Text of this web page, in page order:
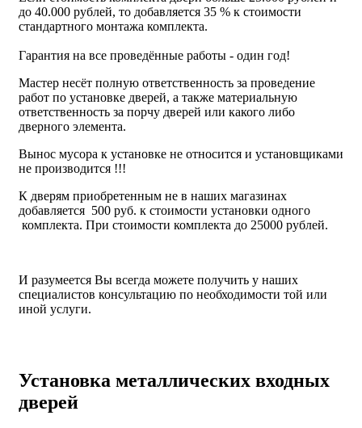
до 40.000 рублей, то добавляется 35 % к стоимости
стандартного монтажа комплекта.
Гарантия на все проведённые работы - один год!
Мастер несёт полную ответственность за проведение
работ по установке дверей, а также материальную
ответственность за порчу дверей или какого либо
дверного элемента.
Вынос мусора к установке не относится и установщиками
не производится !!!
К дверям приобретенным не в наших магазинах
добавляется 500 руб. к стоимости установки одного
комплекта. При стоимости комплекта до 25000 рублей.
И разумеется Вы всегда можете получить у наших
специалистов консультацию по необходимости той или
иной услуги.
Установка металлических входных
дверей